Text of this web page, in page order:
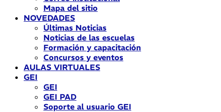
Mapa del sitio
NOVEDADES
Últimas Noticias
Noticias de las escuelas
Formación y capacitación
Concursos y eventos
AULAS VIRTUALES
GEI
GEI
GEI PAD
Soporte al usuario GEI